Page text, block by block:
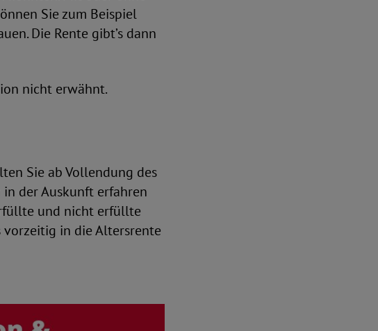
Sie zum Beispiel
Die Rente gibt’s dann
nicht erwähnt.
Sie ab Vollendung des
in der Auskunft erfahren
und nicht erfüllte
in die Altersrente